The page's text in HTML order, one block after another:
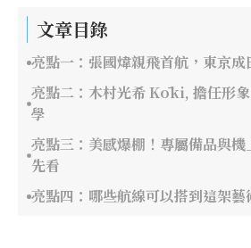
文章目錄
亮點一：張國煒親飛首航，東京
亮點二：木村光希 Kōki, 擔任形
學
亮點三：美感爆棚！專屬備品與
先看
亮點四：哪些航線可以搭到這架藝